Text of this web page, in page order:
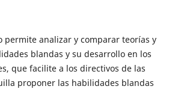
permite analizar y comparar teorías y
blandas y su desarrollo en los
que facilite a los directivos de las
proponer las habilidades blandas